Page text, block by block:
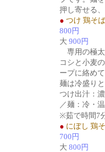
押し寄せる
● つけ 鶏そば
800円
大 900円
専用の極太
コシと小麦
ープに絡め
麺は冷盛り
つけ出汁：
／麺：冷・
※茹で時間7
● にぼし 鶏
700円
大 800円